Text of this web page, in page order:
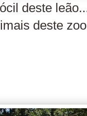
deste
deste